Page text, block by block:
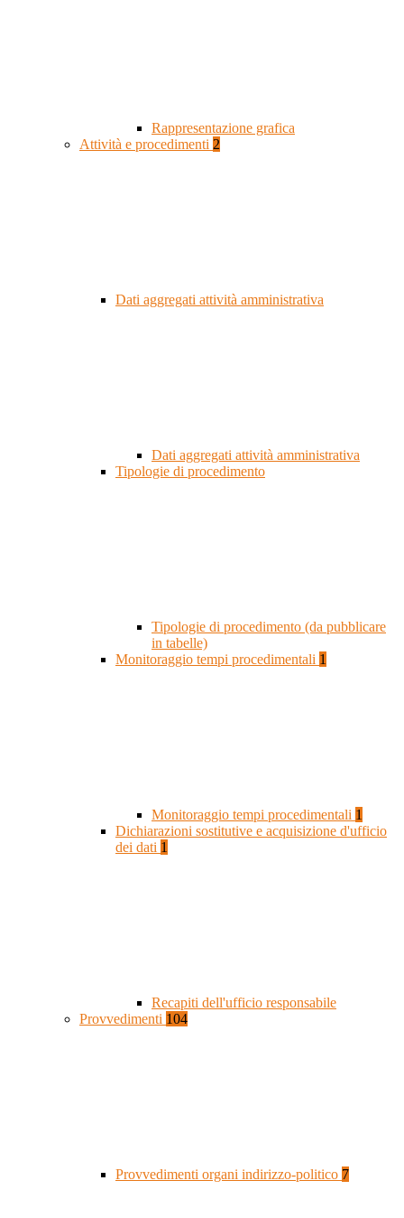
Rappresentazione grafica
Attività e procedimenti 2
Dati aggregati attività amministrativa
Dati aggregati attività amministrativa
Tipologie di procedimento
Tipologie di procedimento (da pubblicare
in tabelle)
Monitoraggio tempi procedimentali 1
Monitoraggio tempi procedimentali 1
Dichiarazioni sostitutive e acquisizione d'ufficio
dei dati 1
Recapiti dell'ufficio responsabile
Provvedimenti 104
Provvedimenti organi indirizzo-politico 7